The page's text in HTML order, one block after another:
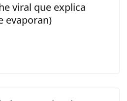
viral que explica
evaporan)